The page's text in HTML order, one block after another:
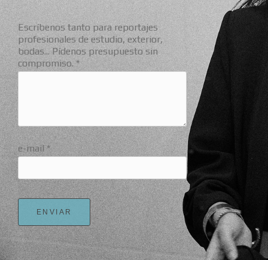
Escríbenos tanto para reportajes
profesionales de estudio, exterior,
bodas... Pídenos presupuesto sin
compromiso. *
e-mail *
ENVIAR